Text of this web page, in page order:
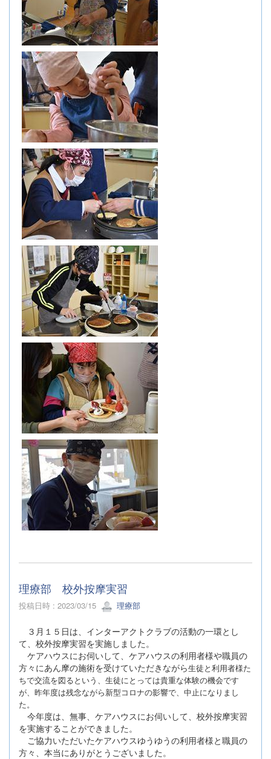
理療部 校外按摩実習
投稿日時 : 2023/03/15 理療部
３月１５日は、インターアクトクラブの活動の一環とし
て、校外按摩実習を実施しました。
ケアハウスにお伺いして、ケアハウスの利用者様や職員の
方々にあん摩の施術を受けていただきながら生徒と利用者様た
ちで交流を図るという、生徒にとっては貴重な体験の機会です
が、昨年度は残念ながら新型コロナの影響で、中止になりまし
た。
今年度は、無事、ケアハウスにお伺いして、校外按摩実習
を実施することができました。
ご協力いただいたケアハウスゆうゆうの利用者様と職員の
方々、本当にありがとうございました。